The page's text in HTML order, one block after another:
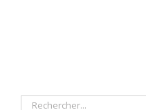
Rechercher: